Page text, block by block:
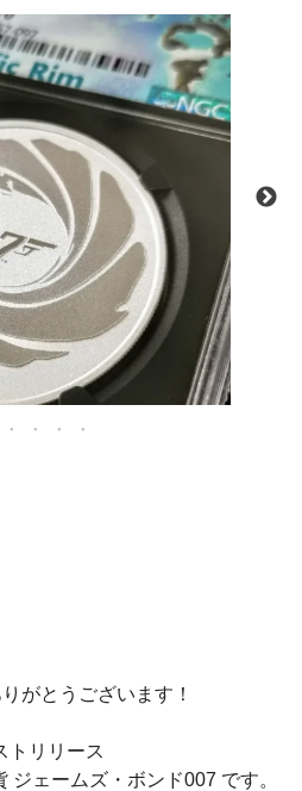
がとうございます！
トリリース
ジェームズ・ボンド007 です。